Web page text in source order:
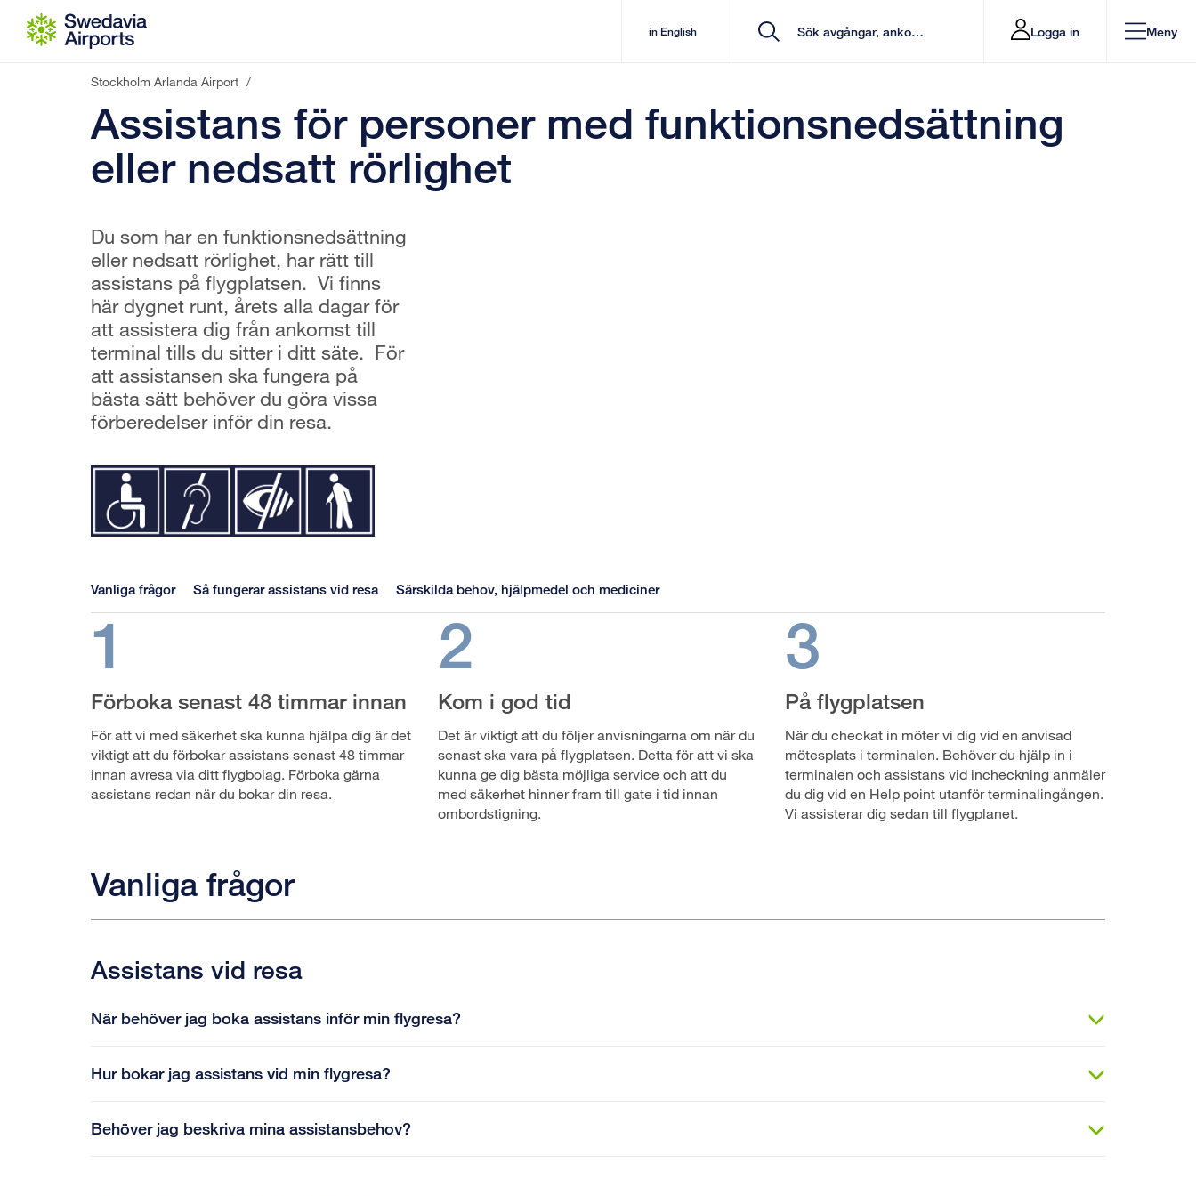
Gå till innehåll
in English Logga in Meny
Stockholm Arlanda Airport /
Assistans för personer med funktionsnedsättning
eller nedsatt rörlighet
Du som har en funktionsnedsättning
eller nedsatt rörlighet, har rätt till
assistans på flygplatsen. Vi finns
här dygnet runt, årets alla dagar för
att assistera dig från ankomst till
terminal tills du sitter i ditt säte. För
att assistansen ska fungera på
bästa sätt behöver du göra vissa
förberedelser inför din resa.
Vanliga frågor Så fungerar assistans vid resa Särskilda behov, hjälpmedel och mediciner
1
Förboka senast 48 timmar innan
För att vi med säkerhet ska kunna hjälpa dig är det
viktigt att du förbokar assistans senast 48 timmar
innan avresa via ditt flygbolag. Förboka gärna
assistans redan när du bokar din resa.
2
Kom i god tid
Det är viktigt att du följer anvisningarna om när du
senast ska vara på flygplatsen. Detta för att vi ska
kunna ge dig bästa möjliga service och att du
med säkerhet hinner fram till gate i tid innan
ombordstigning.
3
På flygplatsen
När du checkat in möter vi dig vid en anvisad
mötesplats i terminalen. Behöver du hjälp in i
terminalen och assistans vid incheckning anmäler
du dig vid en Help point utanför terminalingången.
Vi assisterar dig sedan till flygplanet.
Vanliga frågor
Assistans vid resa
När behöver jag boka assistans inför min flygresa?
Hur bokar jag assistans vid min flygresa?
Behöver jag beskriva mina assistansbehov?